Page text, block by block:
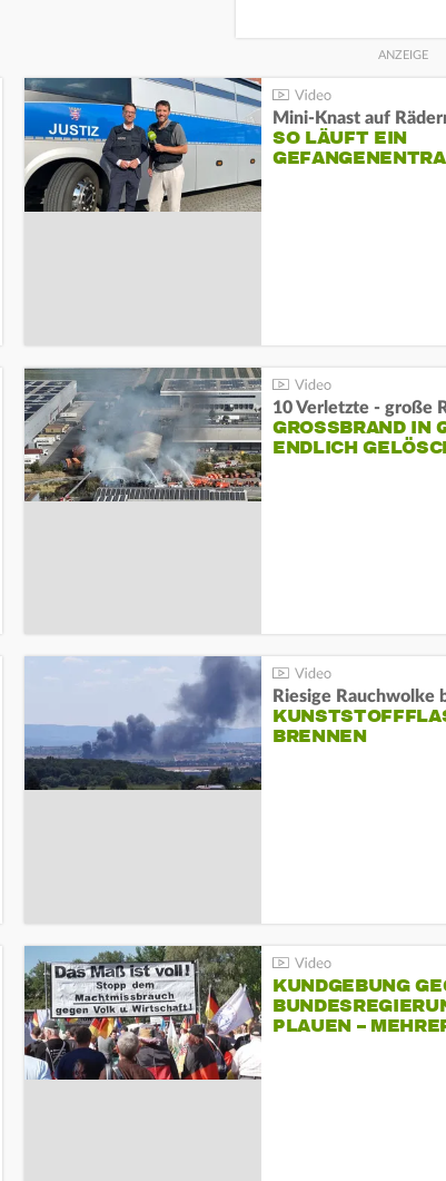
Mini-Knast auf
SO LÄUFT EIN
10 Verletzte - große
GROSSBRAND IN
NDLICH
Riesige Rauchwolke
BRENNEN
KUNDGEBUNG
PLAUEN –